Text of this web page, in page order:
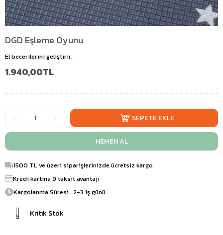
DGD Eşleme Oyunu
El becerilerini geliştirir.
1.940,00TL
1500 TL ve üzeri siparişlerinizde ücretsiz kargo
Kredi kartına 9 taksit avantajı
Kargolanma Süresi : 2-3 iş günü
Kritik Stok